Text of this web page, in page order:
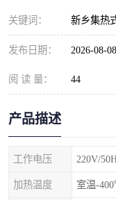
关键词： 新乡集热
发布日期： 2026-08-08
阅 读 量： 44
产品描述
工作电压 220V/
加热温度 室温-